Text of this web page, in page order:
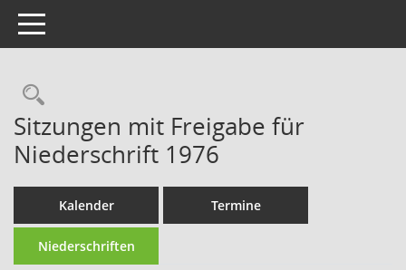
Toggle navigation
Rechercheauswahl
Sitzungen mit Freigabe für
Niederschrift 1976
Kalender Termine
Niederschriften